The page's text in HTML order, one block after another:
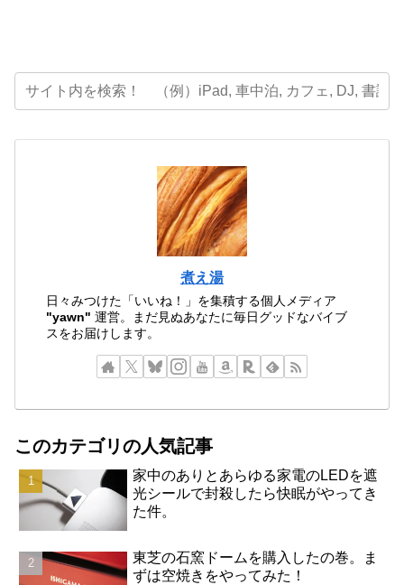
煮え湯
日々みつけた「いいね！」を集積する個人メディア
"yawn" 運営。まだ見ぬあなたに毎日グッドなバイブ
スをお届けします。
このカテゴリの人気記事
家中のありとあらゆる家電のLEDを遮
光シールで封殺したら快眠がやってき
た件。
東芝の石窯ドームを購入したの巻。ま
ずは空焼きをやってみた！